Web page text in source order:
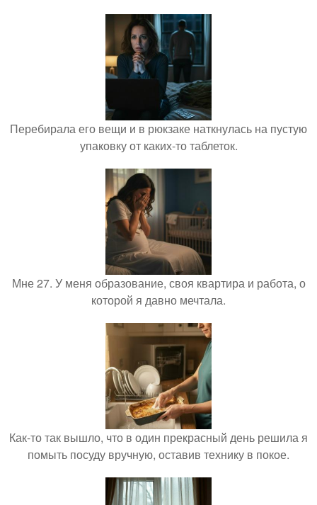
Перебирала его вещи и в рюкзаке наткнулась на пустую
упаковку от каких-то таблеток.
Мне 27. У меня образование, своя квартира и работа, о
которой я давно мечтала.
Как-то так вышло, что в один прекрасный день решила я
помыть посуду вручную, оставив технику в покое.